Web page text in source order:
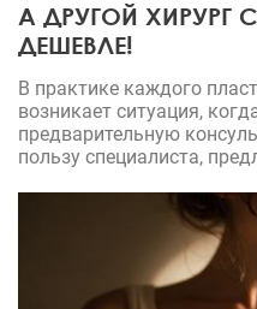
А ДРУГОЙ ХИРУРГ
ДЕШЕВЛЕ!
В практике каждого
возникает ситуация,
предварительную
пользу специалиста,